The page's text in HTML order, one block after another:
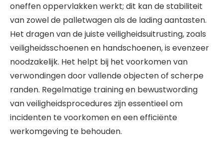
oneffen oppervlakken werkt; dit kan de stabiliteit
van zowel de palletwagen als de lading aantasten.
Het dragen van de juiste veiligheidsuitrusting, zoals
veiligheidsschoenen en handschoenen, is evenzeer
noodzakelijk. Het helpt bij het voorkomen van
verwondingen door vallende objecten of scherpe
randen. Regelmatige training en bewustwording
van veiligheidsprocedures zijn essentieel om
incidenten te voorkomen en een efficiënte
werkomgeving te behouden.